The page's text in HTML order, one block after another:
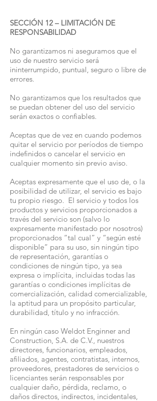
SECCIÓN 12 – LIMITACIÓN DE
RESPONSABILIDAD
No garantizamos ni aseguramos que el
uso de nuestro servicio será
ininterrumpido, puntual, seguro o libre de
errores.
No garantizamos que los resultados que
se puedan obtener del uso del servicio
serán exactos o confiables.
Aceptas que de vez en cuando podemos
quitar el servicio por períodos de tiempo
indefinidos o cancelar el servicio en
cualquier momento sin previo aviso.
Aceptas expresamente que el uso de, o la
posibilidad de utilizar, el servicio es bajo
tu propio riesgo. El servicio y todos los
productos y servicios proporcionados a
través del servicio son (salvo lo
expresamente manifestado por nosotros)
proporcionados “tal cual” y “según esté
disponible” para su uso, sin ningún tipo
de representación, garantías o
condiciones de ningún tipo, ya sea
expresa o implícita, incluidas todas las
garantías o condiciones implícitas de
comercialización, calidad comercializable,
la aptitud para un propósito particular,
durabilidad, título y no infracción.
En ningún caso Weldot Enginner and
Construction, S.A. de C.V., nuestros
directores, funcionarios, empleados,
afiliados, agentes, contratistas, internos,
proveedores, prestadores de servicios o
licenciantes serán responsables por
cualquier daño, pérdida, reclamo, o
daños directos, indirectos, incidentales,